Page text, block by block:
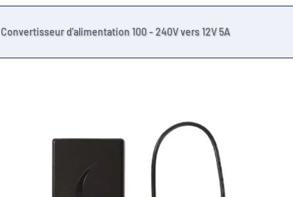
Convertisseur d'alimentation 100 - 240V vers 12V 5A